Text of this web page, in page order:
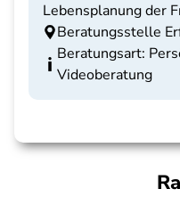
Lebensplanung der
Beratungsstelle
Beratungsart:
Videoberatung